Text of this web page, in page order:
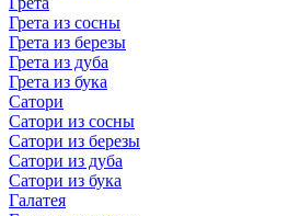
Грета из сосны
Грета из березы
Грета из дуба
Грета из бука
Сатори
Сатори из сосны
Сатори из березы
Сатори из дуба
Сатори из бука
Галатея